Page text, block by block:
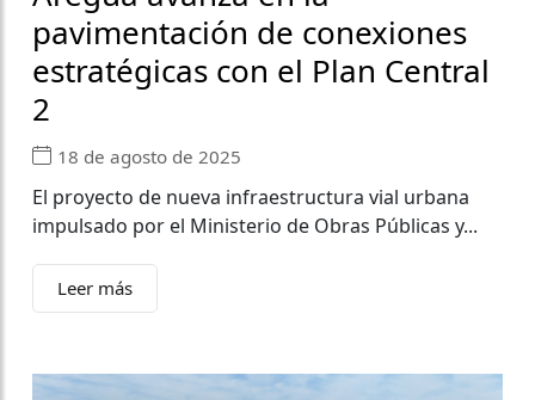
pavimentación de conexiones
estratégicas con el Plan Central
2
18 de agosto de 2025
El proyecto de nueva infraestructura vial urbana
impulsado por el Ministerio de Obras Públicas y...
Leer más